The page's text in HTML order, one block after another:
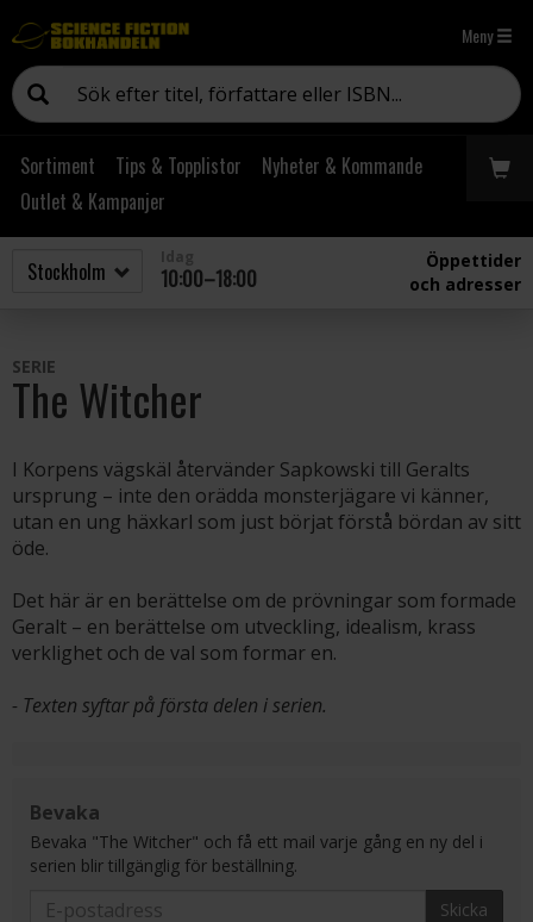
Meny
Sortiment Tips & Topplistor
Nyheter & Kommande
Outlet & Kampanjer
10:00–18:00
Öppettider
och adresser
SERIE
The Witcher
I Korpens vägskäl återvänder Sapkowski till Geralts
ursprung – inte den orädda monsterjägare vi känner,
utan en ung häxkarl som just börjat förstå bördan av sitt
öde.
Det här är en berättelse om de prövningar som formade
Geralt – en berättelse om utveckling, idealism, krass
verklighet och de val som formar en.
- Texten syftar på första delen i serien.
Bevaka
Bevaka "The Witcher" och få ett mail varje gång en ny del i
serien blir tillgänglig för beställning.
Skicka